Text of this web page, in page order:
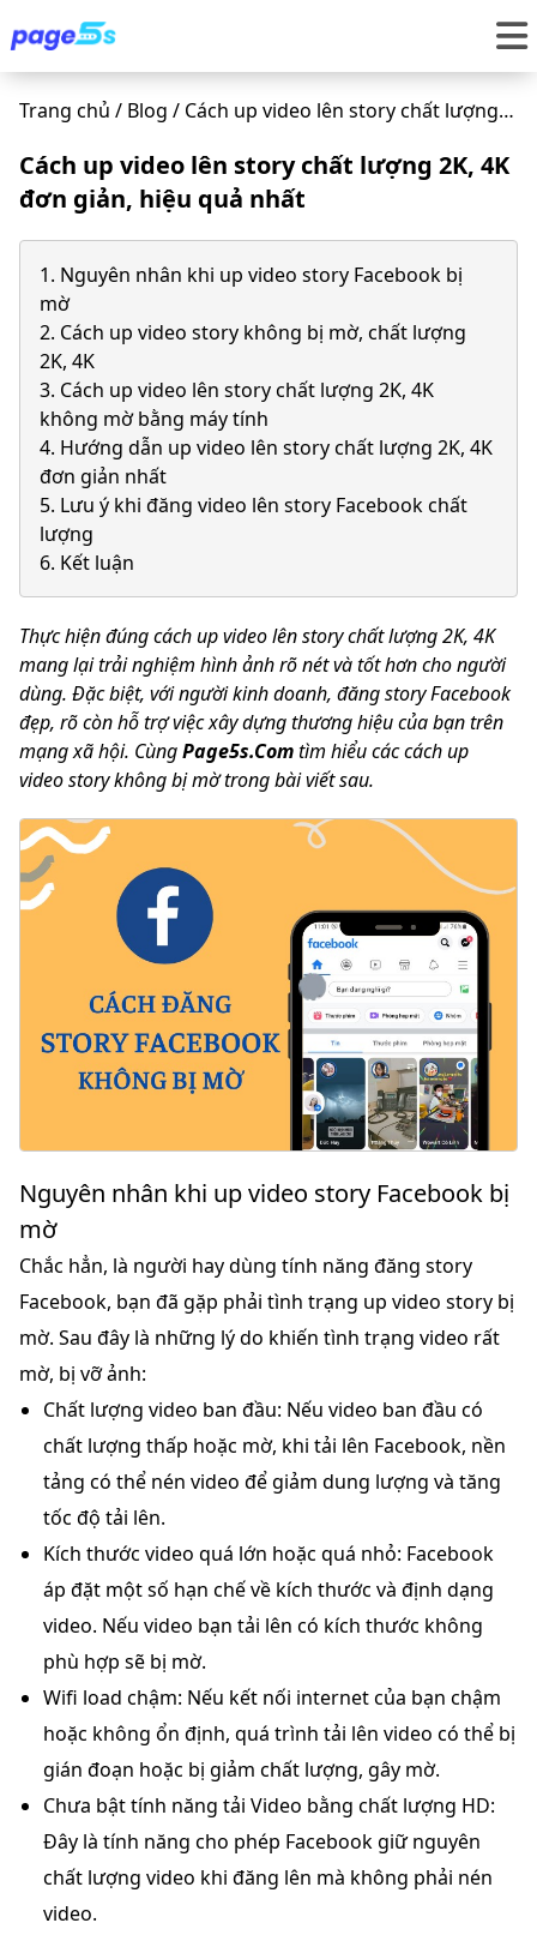
Trang chủ / Blog / Cách up video lên story chất lượng
Cách up video lên story chất lượng 2K, 4K
đơn giản, hiệu quả nhất
1. Nguyên nhân khi up video story Facebook bị
mờ
2. Cách up video story không bị mờ, chất lượng
2K, 4K
3. Cách up video lên story chất lượng 2K, 4K
không mờ bằng máy tính
4. Hướng dẫn up video lên story chất lượng 2K, 4K
đơn giản nhất
5. Lưu ý khi đăng video lên story Facebook chất
lượng
6. Kết luận
Thực hiện đúng cách up video lên story chất lượng 2K, 4K
mang lại trải nghiệm hình ảnh rõ nét và tốt hơn cho người
dùng. Đặc biệt, với người kinh doanh, đăng story Facebook
đẹp, rõ còn hỗ trợ việc xây dựng thương hiệu của bạn trên
mạng xã hội. CùngPage5s.Comtìm hiểu các cách up
video story không bị mờ trong bài viết sau.
Nguyên nhân khi up video story Facebook bị
mờ
Chắc hẳn, là người hay dùng tính năng đăng story
Facebook, bạn đã gặp phải tình trạng up video story bị
mờ. Sau đây là những lý do khiến tình trạng video rất
mờ, bị vỡ ảnh:
Chất lượng video ban đầu: Nếu video ban đầu có
chất lượng thấp hoặc mờ, khi tải lên Facebook, nền
tảng có thể nén video để giảm dung lượng và tăng
tốc độ tải lên.
Kích thước video quá lớn hoặc quá nhỏ: Facebook
áp đặt một số hạn chế về kích thước và định dạng
video. Nếu video bạn tải lên có kích thước không
phù hợp sẽ bị mờ.
Wifi load chậm: Nếu kết nối internet của bạn chậm
hoặc không ổn định, quá trình tải lên video có thể bị
gián đoạn hoặc bị giảm chất lượng, gây mờ.
Chưa bật tính năng tải Video bằng chất lượng HD:
Đây là tính năng cho phép Facebook giữ nguyên
chất lượng video khi đăng lên mà không phải nén
video.